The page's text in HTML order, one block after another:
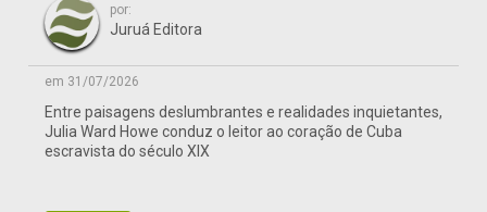
por:
Juruá Editora
em 31/07/2026
Entre paisagens deslumbrantes e realidades inquietantes,
Julia Ward Howe conduz o leitor ao coração de Cuba
escravista do século XIX